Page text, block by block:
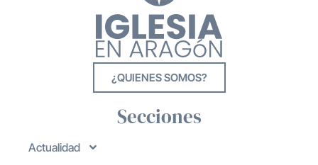
¿QUIENES SOMOS?
Secciones
Actualidad